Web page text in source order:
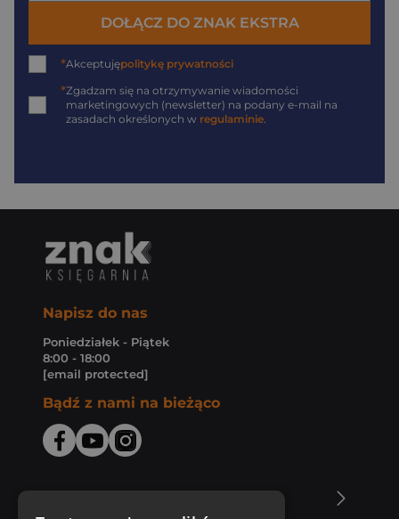
DOŁĄCZ DO ZNAK EKSTRA
*Akceptujępolitykę prywatności
*Zgadzam się na otrzymywanie wiadomości
marketingowych (newsletter) na podany e-mail na
zasadach określonych w regulaminie.
Napisz do nas
Poniedziałek - Piątek
8:00 - 18:00
[email protected]
Bądź z nami na bieżąco